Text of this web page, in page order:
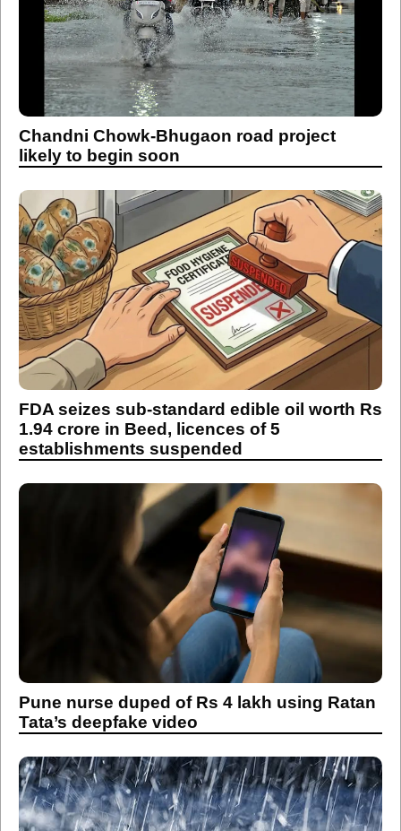
Chandni Chowk-Bhugaon road project
likely to begin soon
FDA seizes sub-standard edible oil worth Rs
1.94 crore in Beed, licences of 5
establishments suspended
Pune nurse duped of Rs 4 lakh using Ratan
Tata’s deepfake video